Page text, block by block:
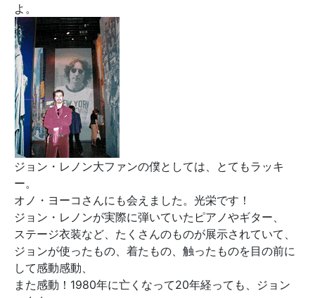
よ。
ジョン・レノン大ファンの僕としては、とてもラッキ
ー。
オノ・ヨーコさんにも会えました。光栄です！
ジョン・レノンが実際に弾いていたピアノやギター、
ステージ衣装など、たくさんのものが展示されていて、
ジョンが使ったもの、着たもの、触ったものを目の前に
して感動感動、
また感動！1980年に亡くなって20年経っても、ジョン